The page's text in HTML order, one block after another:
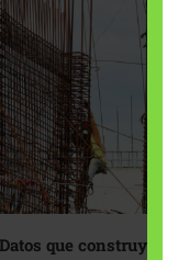
que construyen